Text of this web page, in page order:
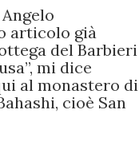
articolo già
del Barbieri
mi dice
al monastero di
cioè San